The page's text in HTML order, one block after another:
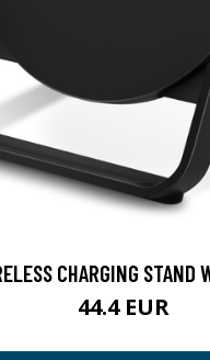
CHARGING STAND
44.4 EUR